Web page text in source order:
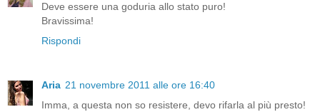
Deve essere una goduria allo stato puro!
Bravissima!
Rispondi
Aria 21 novembre 2011 alle ore 16:40
Imma, a questa non so resistere, devo rifarla al più presto!